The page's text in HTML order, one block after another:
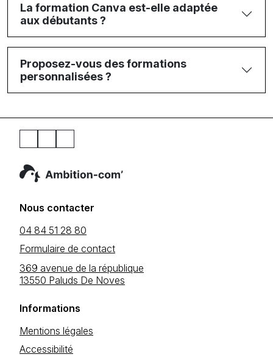
La formation Canva est-elle adaptée
aux débutants ?
Proposez-vous des formations
personnalisées ?
Nous contacter
04 84 51 28 80
Formulaire de contact
369 avenue de la république
13550 Paluds De Noves
Informations
Mentions légales
Accessibilité